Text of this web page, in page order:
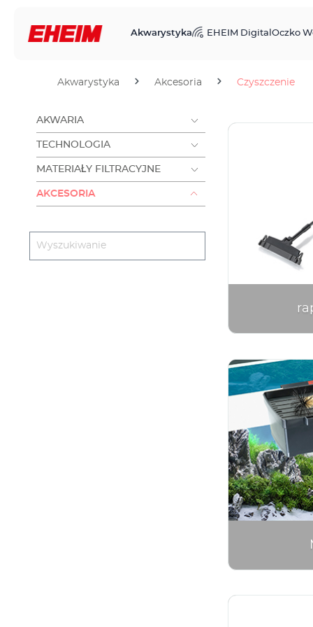
Akwarystyka EHEIM Digital Oczko
Akwarystyka Akcesoria Czyszczenie
AKWARIA
TECHNOLOGIA
MATERIAŁY FILTRACYJNE
AKCESORIA